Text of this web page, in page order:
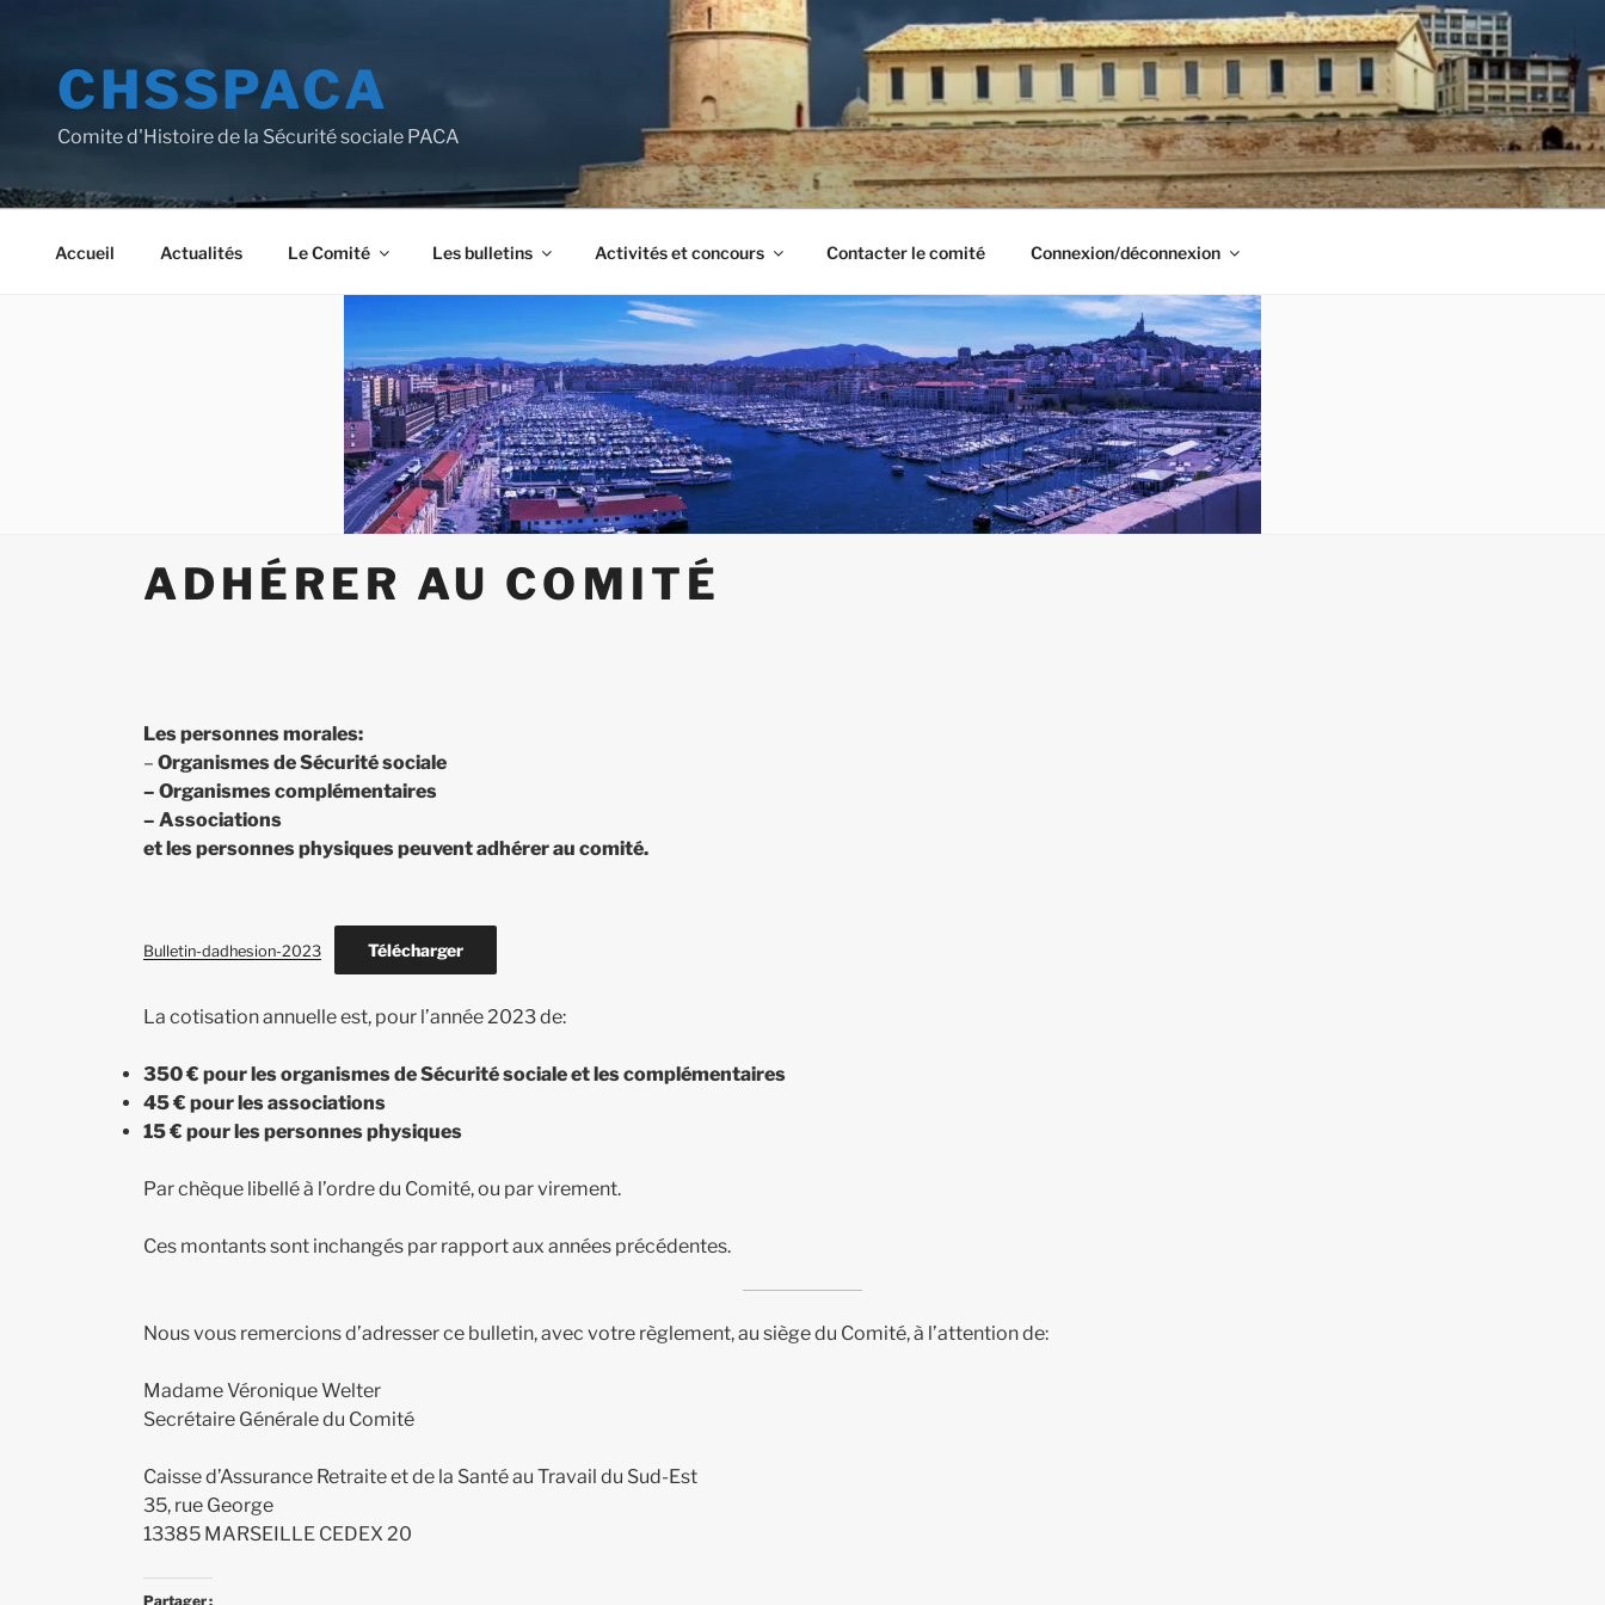
contenu
principalCHSSPACA
Comite d'Histoire de la Sécurité sociale PACA
Accueil Actualités Le Comité Les bulletins Activités et concours Contacter le comité Connexion/déconnexion
ADHÉRER AU COMITÉ
Les personnes morales:
– Organismes de Sécurité sociale
– Organismes complémentaires
– Associations
et les personnes physiques peuvent adhérer au comité.
Bulletin-dadhesion-2023 Télécharger
La cotisation annuelle est, pour l’année 2023 de:
350 € pour les organismes de Sécurité sociale et les complémentaires
45 € pour les associations
15 € pour les personnes physiques
Par chèque libellé à l’ordre du Comité, ou par virement.
Ces montants sont inchangés par rapport aux années précédentes.
Nous vous remercions d’adresser ce bulletin, avec votre règlement, au siège du Comité, à l’attention de:
Madame Véronique Welter
Secrétaire Générale du Comité
Caisse d’Assurance Retraite et de la Santé au Travail du Sud-Est
35, rue George
13385 MARSEILLE CEDEX 20
Partager :